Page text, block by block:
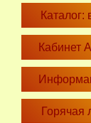
Каталог:
Кабинет
Горячая